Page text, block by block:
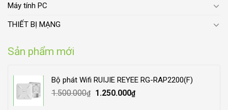
Máy tính PC
THIẾT BỊ MẠNG
Sản phẩm mới
Bộ phát Wifi RUIJIE REYEE RG-RAP2200(F)
1.500.000₫
Original
1.250.000₫Current